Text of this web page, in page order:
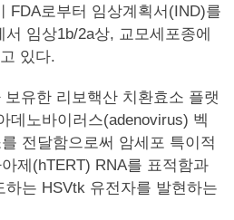
FDA로부터 임상계획서(IND)를
임상1b/2a상, 교모세포종에
있다.
유한 리보핵산 치환효소 플랫
데노바이러스(adenovirus) 벡
전달함으로써 암세포 특이적
제(hTERT) RNA를 표적함과
는 HSVtk 유전자를 발현하는